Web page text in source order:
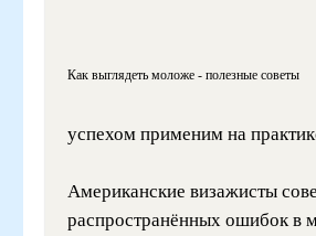
Как выглядеть моложе - полезные советы
успехом применим на
Американские визажисты
распространённых ошибок в